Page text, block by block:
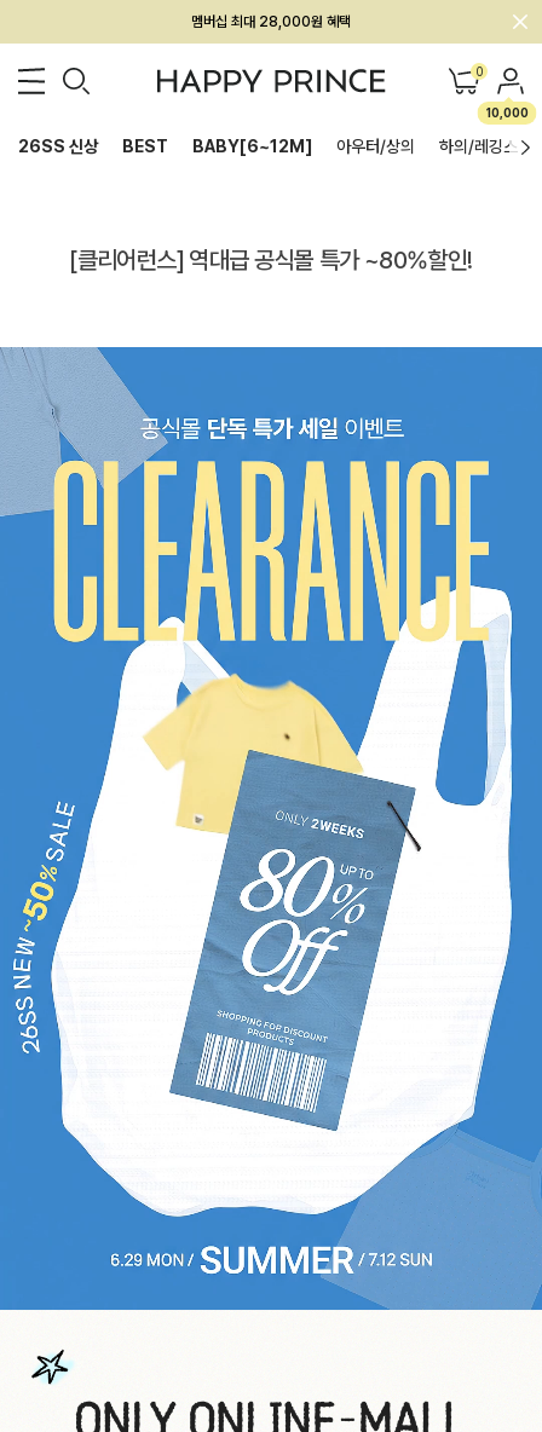
멤버십 최대 28,000원 혜택
0
10,000
26SS 신상 BEST BABY[6~12M] 아우터/상의 하의/레깅스
[클리어런스] 역대급 공식몰 특가 ~80%할인!